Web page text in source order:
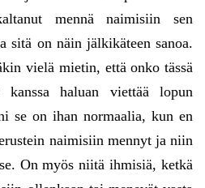
mennä naimisiin sen
sitä on näin jälkikäteen sanoa.
vielä mietin, että onko tässä
haluan viettää lopun
se on ihan normaalia, kun en
naimisiin mennyt ja niin
On myös niitä ihmisiä, ketkä